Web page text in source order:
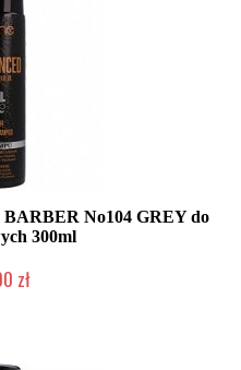
No104 GREY do
300ml
zł